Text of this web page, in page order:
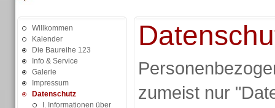
Willkommen
Kalender
Die Baureihe 123
Info & Service
Galerie
Impressum
Datenschutz
I. Informationen über
zumeist nur